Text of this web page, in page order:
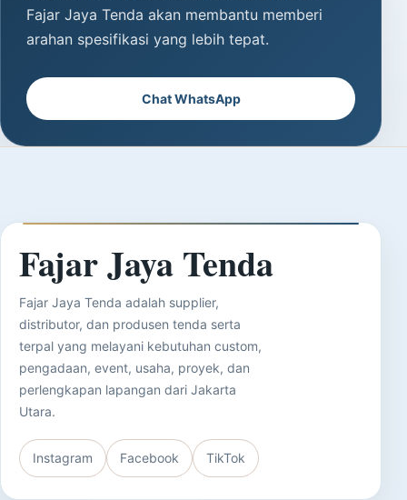
Fajar Jaya Tenda akan membantu memberi
arahan spesifikasi yang lebih tepat.
Chat WhatsApp
Fajar Jaya Tenda
Fajar Jaya Tenda adalah supplier,
distributor, dan produsen tenda serta
terpal yang melayani kebutuhan custom,
pengadaan, event, usaha, proyek, dan
perlengkapan lapangan dari Jakarta
Utara.
Instagram Facebook TikTok